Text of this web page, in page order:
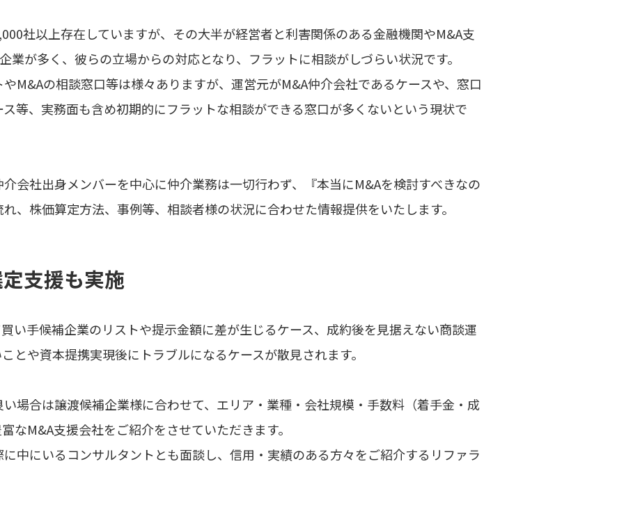
社以上存在していますが、その大半が経営者と利害関係のある金融機関やM&A支
業が多く、彼らの立場からの対応となり、フラットに相談がしづらい状況です。
M&Aの相談窓口等は様々ありますが、運営元がM&A仲介会社であるケースや、窓口
等、実務面も含め初期的にフラットな相談ができる窓口が多くないという現状で
会社出身メンバーを中心に仲介業務は一切行わず、『本当にM&Aを検討すべきなの
、株価算定方法、事例等、相談者様の状況に合わせた情報提供をいたします。
支援も実施
い手候補企業のリストや提示金額に差が生じるケース、成約後を見据えない商談運
とや資本提携実現後にトラブルになるケースが散見されます。
場合は譲渡候補企業様に合わせて、エリア・業種・会社規模・手数料（着手金・成
なM&A支援会社をご紹介をさせていただきます。
中にいるコンサルタントとも面談し、信用・実績のある方々をご紹介するリファラ